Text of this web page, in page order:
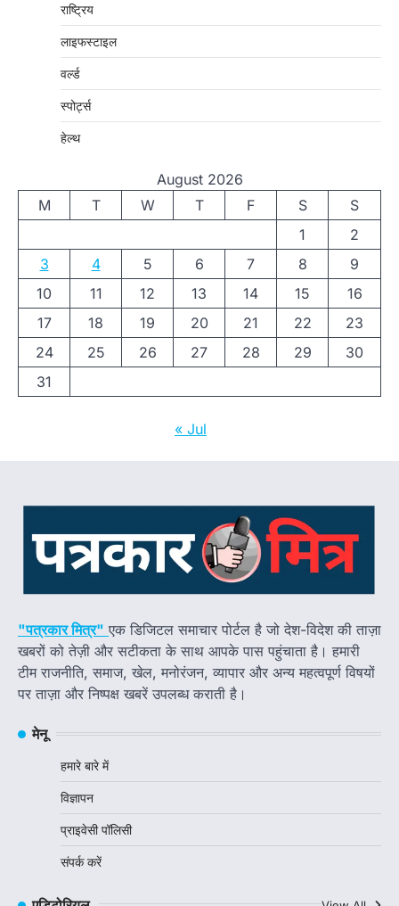
राष्ट्रिय
लाइफस्टाइल
वर्ल्ड
स्पोर्ट्स
हेल्थ
August 2026
M
T W T F S
S
1
2
3
4 5 6 7 8
9
10
11 12 13 14 15
16
17
18 19 20 21 22
23
24
25 26 27 28 29
30
31
« Jul
"पत्रकार मित्र" एक डिजिटल समाचार पोर्टल है जो देश-विदेश की ताज़ा
खबरों को तेज़ी और सटीकता के साथ आपके पास पहुंचाता है। हमारी
टीम राजनीति, समाज, खेल, मनोरंजन, व्यापार और अन्य महत्वपूर्ण विषयों
पर ताज़ा और निष्पक्ष खबरें उपलब्ध कराती है।
मेनू
हमारे बारे में
विज्ञापन
प्राइवेसी पॉलिसी
संपर्क करें